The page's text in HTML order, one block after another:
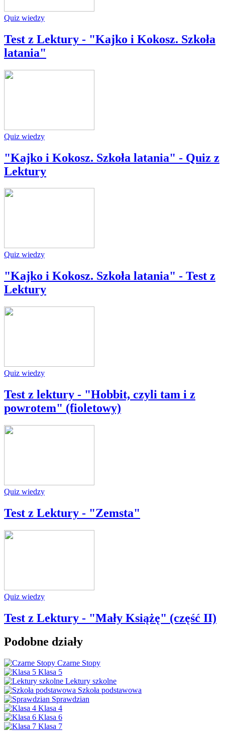
Quiz wiedzy
Test z Lektury - "Kajko i Kokosz. Szkoła
latania"
Quiz wiedzy
"Kajko i Kokosz. Szkoła latania" - Quiz z
Lektury
Quiz wiedzy
"Kajko i Kokosz. Szkoła latania" - Test z
Lektury
Quiz wiedzy
Test z lektury - "Hobbit, czyli tam i z
powrotem" (fioletowy)
Quiz wiedzy
Test z Lektury - "Zemsta"
Quiz wiedzy
Test z Lektury - "Mały Książę" (część II)
Podobne działy
Czarne Stopy
Klasa 5
Lektury szkolne
Szkoła podstawowa
Sprawdzian
Klasa 4
Klasa 6
Klasa 7